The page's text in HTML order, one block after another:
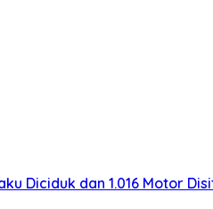
Diciduk dan 1.016 Motor